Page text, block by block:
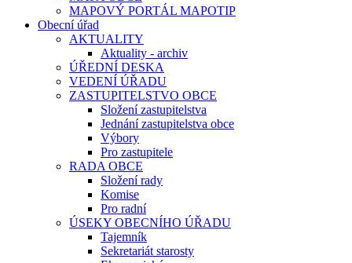
MAPOVÝ PORTÁL MAPOTIP
Obecní úřad
AKTUALITY
Aktuality - archiv
ÚŘEDNÍ DESKA
VEDENÍ ÚŘADU
ZASTUPITELSTVO OBCE
Složení zastupitelstva
Jednání zastupitelstva obce
Výbory
Pro zastupitele
RADA OBCE
Složení rady
Komise
Pro radní
ÚSEKY OBECNÍHO ÚŘADU
Tajemník
Sekretariát starosty